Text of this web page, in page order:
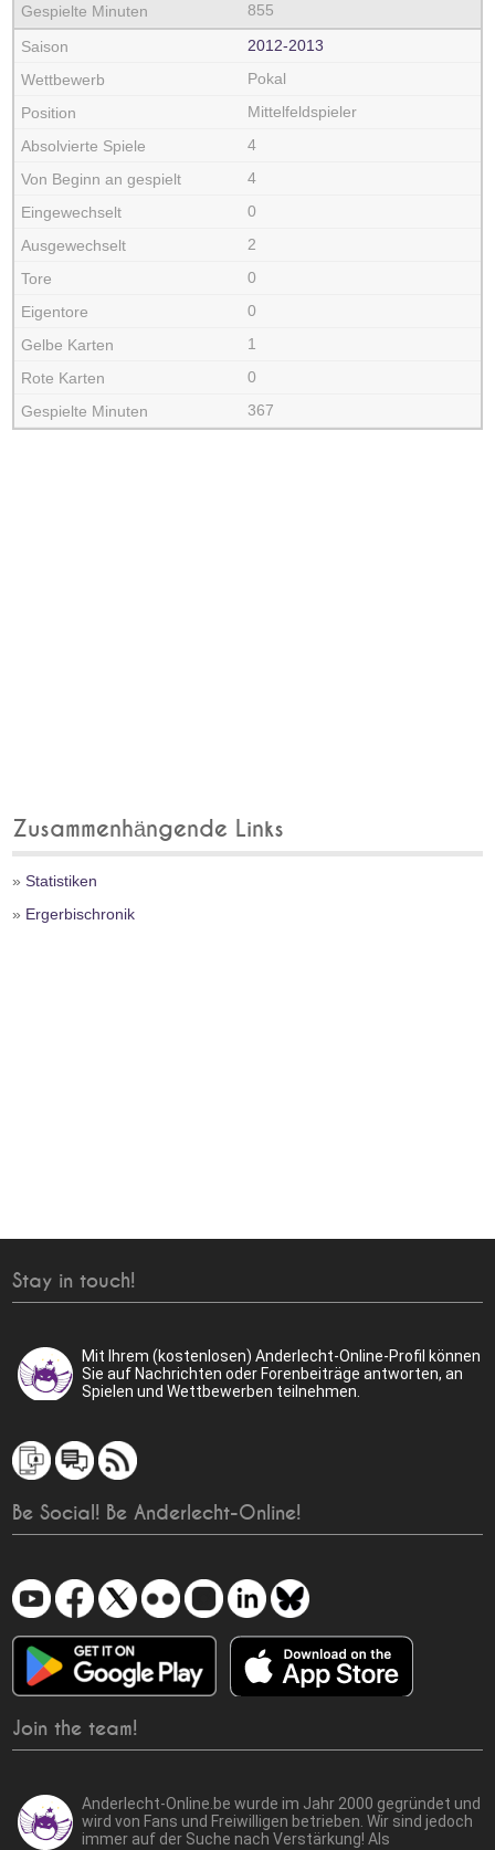
855
2012‑2013
Pokal
Mittelfeldspieler
4
4
0
2
0
0
1
0
367
Zusammenhängende Links
»Statistiken
» Ergerbischronik
Stay in touch!
Mit Ihrem (kostenlosen) Anderlecht-Online-Profil können
Sie auf Nachrichten oder Forenbeiträge antworten, an
Spielen und Wettbewerben teilnehmen.
Be Social! Be Anderlecht-Online!
Join the team!
Anderlecht-Online.be wurde im Jahr 2000 gegründet und
wird von Fans und Freiwilligen betrieben. Wir sind jedoch
immer auf der Suche nach Verstärkung! Als